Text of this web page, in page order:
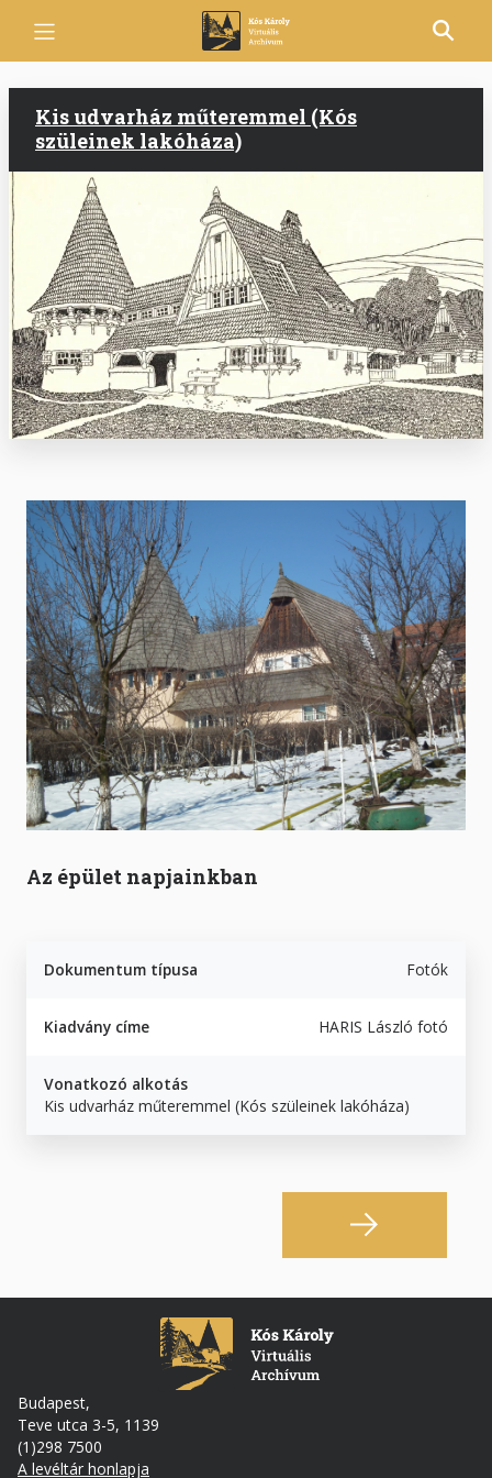
Kis udvarház műteremmel (Kós
szüleinek lakóháza)
Az épület napjainkban
Dokumentum típusa Fotók
Kiadvány címe HARIS László fotó
Vonatkozó alkotás
Kis udvarház műteremmel (Kós szüleinek lakóháza)
Budapest,
Teve utca 3-5, 1139
(1)298 7500
A levéltár honlapja